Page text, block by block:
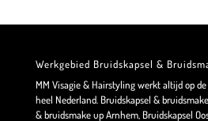
Werkgebied Bruidskapsel &
MM Visagie & Hairstyling werkt altijd op
heel Nederland. Bruidskapsel &
& bruidsmake up Arnhem, Bruidskapsel